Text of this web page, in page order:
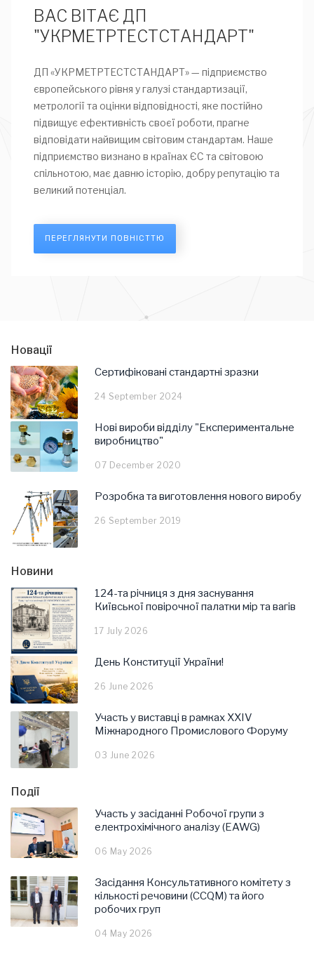
ВАС ВІТАЄ ДП
"УКРМЕТРТЕСТСТАНДАРТ"
ДП «УКРМЕТРТЕСТСТАНДАРТ» — підприємство
європейського рівня у галузі стандартизації,
метрології та оцінки відповідності, яке постійно
підвищує ефективність своєї роботи, прагне
відповідати найвищим світовим стандартам. Наше
підприємство визнано в країнах ЄС та світовою
спільнотою, має давню історію, добру репутацію та
великий потенціал.
ПЕРЕГЛЯНУТИ ПОВНІСТТЮ
Новації
Сертифіковані стандартні зразки
24 September 2024
Нові вироби відділу "Експериментальне
виробництво"
07 December 2020
Розробка та виготовлення нового виробу
26 September 2019
Новини
124-та річниця з дня заснування
Київської повірочної палатки мір та вагів
17 July 2026
День Конституції України!
26 June 2026
Участь у виставці в рамках ХХІV
Міжнародного Промислового Форуму
03 June 2026
Події
Участь у засіданні Робочої групи з
електрохімічного аналізу (EAWG)
06 May 2026
Засідання Консультативного комітету з
кількості речовини (CCQM) та його
робочих груп
04 May 2026